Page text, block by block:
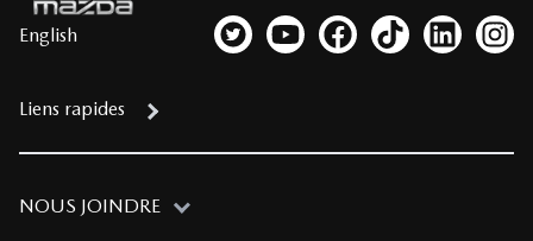
English Lien vers notre compte Twitter
Lien vers notre chaîne
Lien vers notre page
Lien vers notre
Lien vers
Lien
Liens rapides
NOUS JOINDRE